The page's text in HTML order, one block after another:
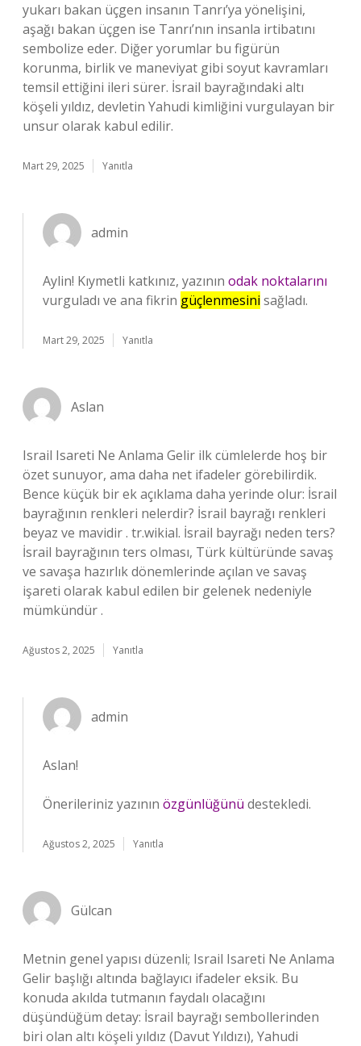
yukarı bakan üçgen insanın Tanrı’ya yönelişini,
aşağı bakan üçgen ise Tanrı’nın insanla irtibatını
sembolize eder. Diğer yorumlar bu figürün
korunma, birlik ve maneviyat gibi soyut kavramları
temsil ettiğini ileri sürer. İsrail bayrağındaki altı
köşeli yıldız, devletin Yahudi kimliğini vurgulayan bir
unsur olarak kabul edilir.
Mart 29, 2025 Yanıtla
admin
Aylin! Kıymetli katkınız, yazının odak noktalarını
vurguladı ve ana fikrin güçlenmesini sağladı.
Mart 29, 2025 Yanıtla
Aslan
Israil Isareti Ne Anlama Gelir ilk cümlelerde hoş bir
özet sunuyor, ama daha net ifadeler görebilirdik.
Bence küçük bir ek açıklama daha yerinde olur: İsrail
bayrağının renkleri nelerdir? İsrail bayrağı renkleri
beyaz ve mavidir . tr.wikial. İsrail bayrağı neden ters?
İsrail bayrağının ters olması, Türk kültüründe savaş
ve savaşa hazırlık dönemlerinde açılan ve savaş
işareti olarak kabul edilen bir gelenek nedeniyle
mümkündür .
Ağustos 2, 2025 Yanıtla
admin
Aslan!
Önerileriniz yazının özgünlüğünü destekledi.
Ağustos 2, 2025 Yanıtla
Gülcan
Metnin genel yapısı düzenli; Israil Isareti Ne Anlama
Gelir başlığı altında bağlayıcı ifadeler eksik. Bu
konuda akılda tutmanın faydalı olacağını
düşündüğüm detay: İsrail bayrağı sembollerinden
biri olan altı köşeli yıldız (Davut Yıldızı), Yahudi